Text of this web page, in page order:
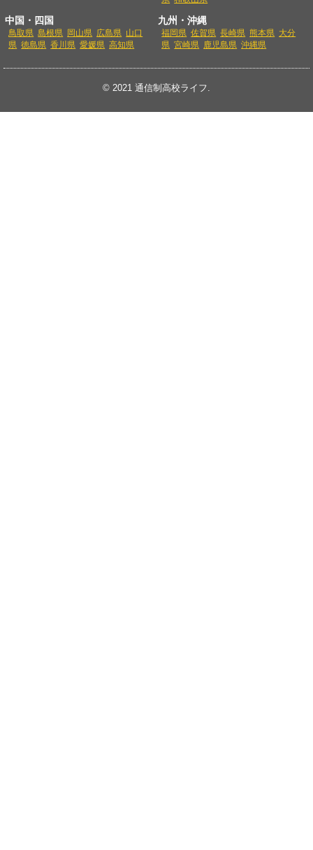
中国・四国
鳥取県 島根県 岡山県 広島県 山口
県 徳島県 香川県 愛媛県 高知県
九州・沖縄
福岡県 佐賀県 長崎県 熊本県 大分
県 宮崎県 鹿児島県 沖縄県
© 2021 通信制高校ライフ.